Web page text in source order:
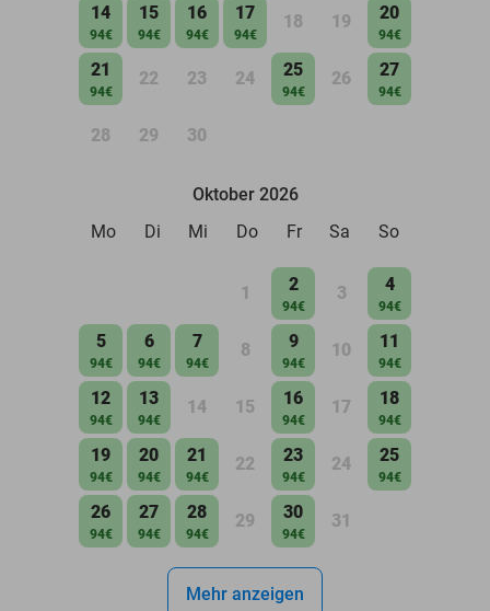
14
94€
15
94€
16
94€
17
94€
18 19 20
94€
21
94€
22 23 24 25
94€
26 27
94€
28 29 30
Oktober 2026
Mo
Di Mi Do Fr Sa So
1 2
94€
3 4
94€
5
94€
6
94€
7
94€
8 9
94€
10 11
94€
12
94€
13
94€
14 15 16
94€
17 18
94€
19
94€
20
94€
21
94€
22 23
94€
24 25
94€
26
94€
27
94€
28
94€
29 30
94€
31
Mehr anzeigen